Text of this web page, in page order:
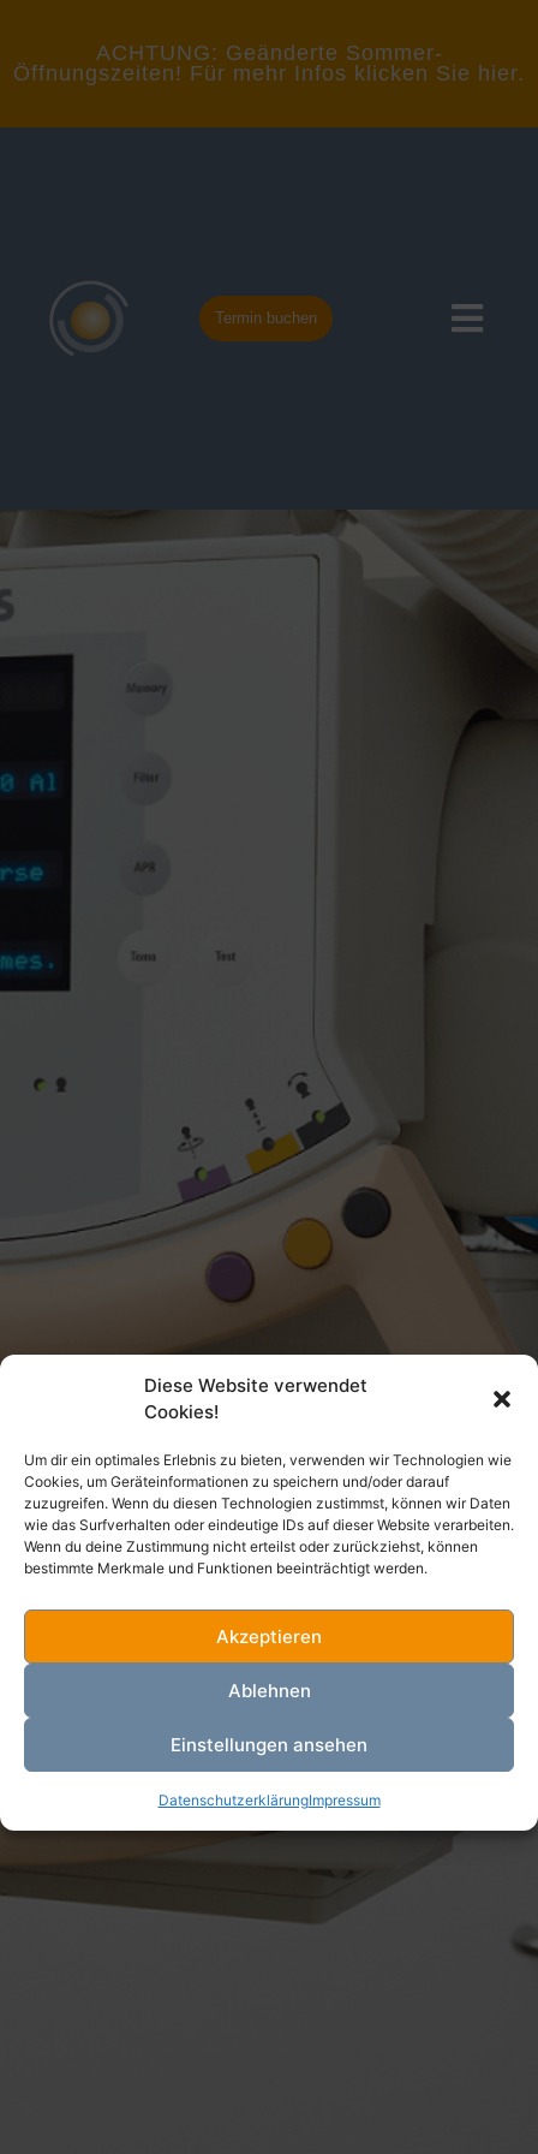
Diese Website verwendet
Cookies!
Um dir ein optimales Erlebnis zu bieten, verwenden wir Technologien wie
Cookies, um Geräteinformationen zu speichern und/oder darauf
zuzugreifen. Wenn du diesen Technologien zustimmst, können wir Daten
wie das Surfverhalten oder eindeutige IDs auf dieser Website verarbeiten.
Wenn du deine Zustimmung nicht erteilst oder zurückziehst, können
bestimmte Merkmale und Funktionen beeinträchtigt werden.
Akzeptieren
Ablehnen
Einstellungen ansehen
DatenschutzerklärungImpressum
ACHTUNG: Geänderte Sommer-
Öffnungszeiten! Für mehr Infos klicken Sie hier.
Termin buchen